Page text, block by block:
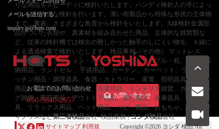
りな商品をスピーディに検針いたします。ハンディ検針人の手によっ
て、より入念な検針を行います。薄い布製品から特殊な形状の立体物
まで、裏表、さまざまな角度から検針をいたします。X線検針金属部
品がついた衣類や、異素材を組み合わせた商品、立体的な雑貨類な
ど、従来の検針機では検出の難しかった触手のしにくい物を、Ｘ線に
よる透過検査で検針いたします。検品事例（その他） マットレス、
布団・寝具、クッション・カバー、こたつ、テーブル・机、椅子、収
納用品、ランドセル 、子供用品、カーテン、カーペット、ラグ、キ
ッチン用品・調理器具、食器・カトラリー、家電、照明器具、トイレ
用品、バス用品、掃除用具、洗濯用品、インテリア雑貨、ガーデニン
グ雑貨、園芸用品、アウトドア用品、旅行用品、健康器具、美容器
具、リラックス用品、ペット用品、ベビー用品、おもちゃ、ノベルテ
ィグッズなど第三者検品会社–検品業務 |ヨシダ検品会社
メールを送信する
inquiry.jp@hqts.com
お電話でのお問い合わせ
050-5840-2657
お問い合わせ
サイトマップ 利用規 Copyright ©2026 ヨシダ 検品All